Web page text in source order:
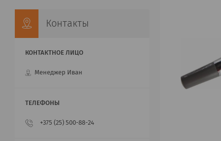
Контакты
Менеджер Иван
+375 (25) 500-88-24